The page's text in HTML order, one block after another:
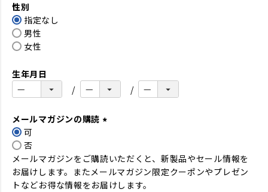
性別
指定なし
男性
女性
生年月日
メールマガジンの購読
須
)
可
否
メールマガジンをご購読いただくと、新製品やセール情報を
お届けします。またメールマガジン限定クーポンやプレゼン
トなどお得な情報をお届けします。